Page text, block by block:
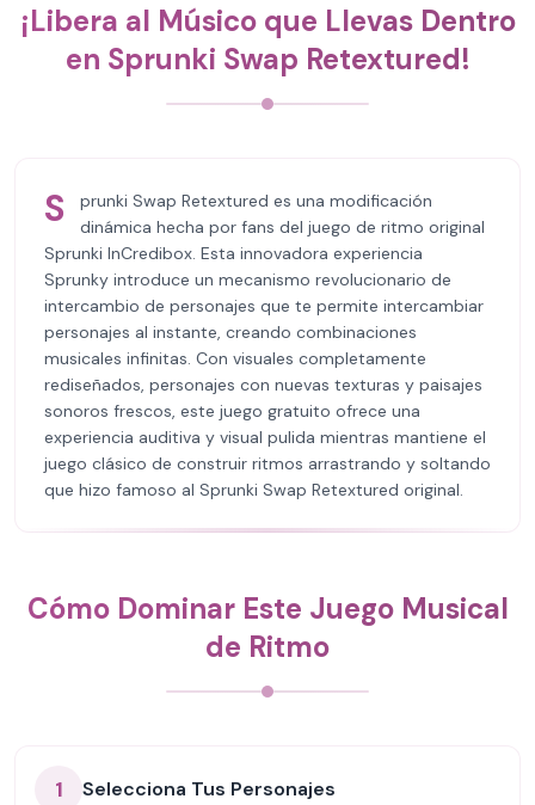
¡Libera al Músico que Llevas Dentro
en Sprunki Swap Retextured!
S
prunki Swap Retextured es una modificación
dinámica hecha por fans del juego de ritmo original
Sprunki InCredibox. Esta innovadora experiencia
Sprunky introduce un mecanismo revolucionario de
intercambio de personajes que te permite intercambiar
personajes al instante, creando combinaciones
musicales infinitas. Con visuales completamente
rediseñados, personajes con nuevas texturas y paisajes
sonoros frescos, este juego gratuito ofrece una
experiencia auditiva y visual pulida mientras mantiene el
juego clásico de construir ritmos arrastrando y soltando
que hizo famoso al Sprunki Swap Retextured original.
Cómo Dominar Este Juego Musical
de Ritmo
1 Selecciona Tus Personajes